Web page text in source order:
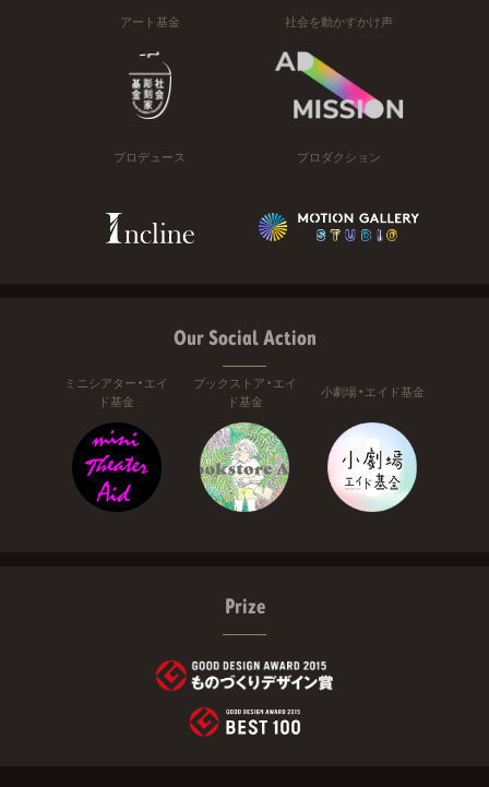
アート基金 社会を動かすかけ声
プロデュース プロダクション
Our Social Action
ミニシアター・エイ
ド基金
ブックストア・エイ
ド基金
小劇場・エイド基金
Prize